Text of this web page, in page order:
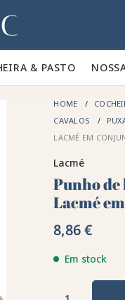
& PASTO 🍃
HOME
CAVALOS
LACMÉ EM
Lacmé
Punho
Lacmé
8,86 €
Em stock